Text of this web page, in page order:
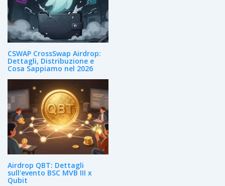
CSWAP CrossSwap Airdrop:
Dettagli, Distribuzione e
Cosa Sappiamo nel 2026
Airdrop QBT: Dettagli
sull'evento BSC MVB III x
Qubit